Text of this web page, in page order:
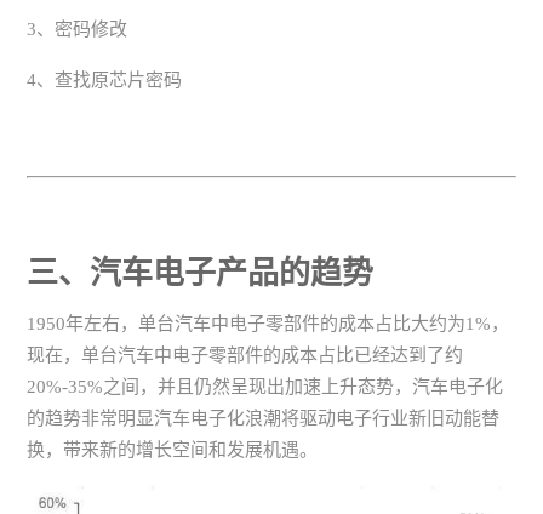
3、密码修改
4、查找原芯片密码
三、汽车电子产品的趋势
1950年左右，单台汽车中电子零部件的成本占比大约为1%，
现在，单台汽车中电子零部件的成本占比已经达到了约
20%-35%之间，并且仍然呈现出加速上升态势，汽车电子化
的趋势非常明显汽车电子化浪潮将驱动电子行业新旧动能替
换，带来新的增长空间和发展机遇。